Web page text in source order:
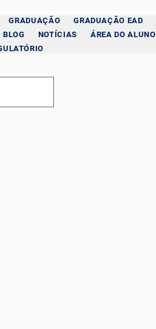
GRADUAÇÃO GRADUAÇÃO EAD
BLOG NOTÍCIAS ÁREA DO ALUNO